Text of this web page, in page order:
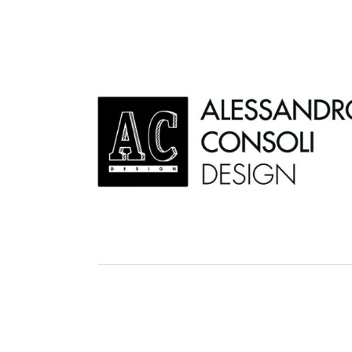
Alessandro Consoli Design. Architecture –